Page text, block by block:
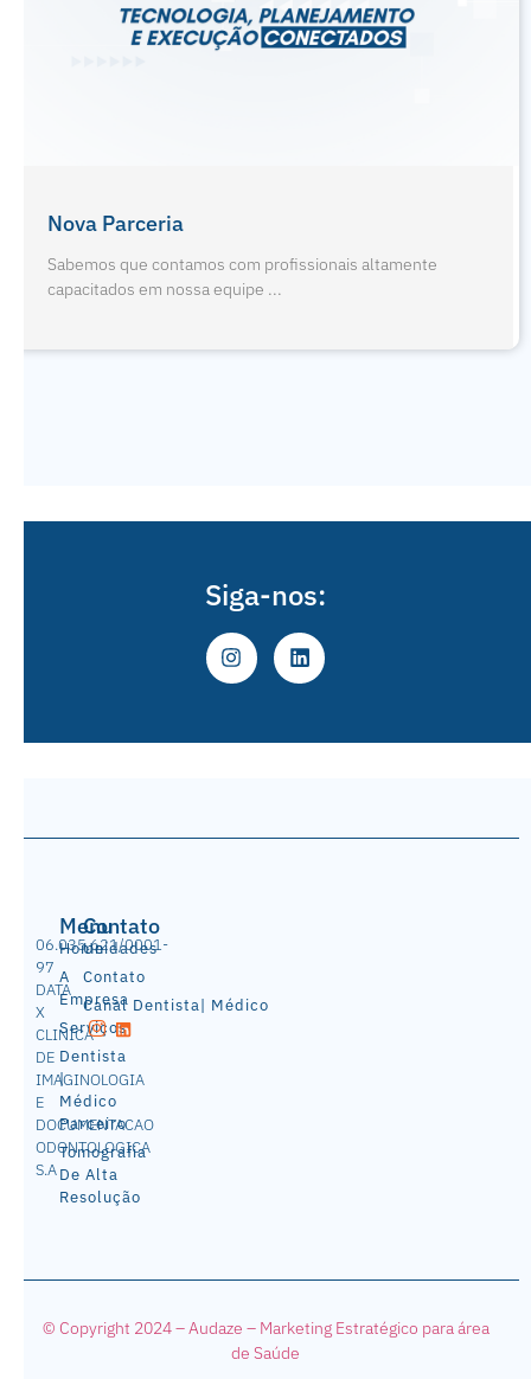
Férias De Julho E Odontopediatria
Sabemos que contamos com profissionais altamente
capacitados em nossa equipe ...
Siga-nos:
06.035.621/0001-
97
DATA
X
CLINICA
DE
IMAGINOLOGIA
E
DOCUMENTACAO
ODONTOLOGICA
S.A
Menu
Home
A
Empresa
Serviços
Dentista
|
Médico
Parceiro
Tomografia
De Alta
Resolução
Contato
Unidades
Contato
Canal Dentista| Médico
© Copyright 2024 – Audaze – Marketing Estratégico para área
de Saúde